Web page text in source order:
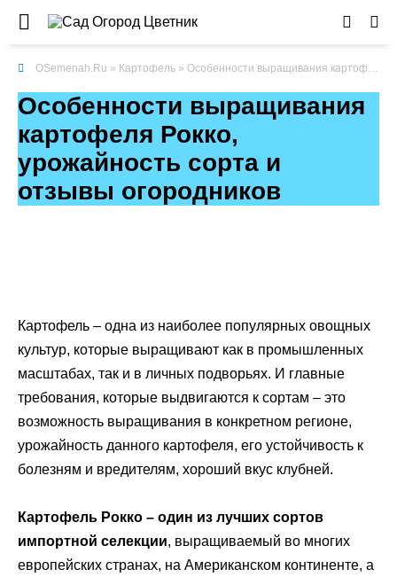
OSemenah.Ru » Картофель » Особенности выращивания картофеля Рокко, урожайность сорта и отзывы огородников
Особенности выращивания
картофеля Рокко,
урожайность сорта и
отзывы огородников
Картофель – одна из наиболее популярных овощных
культур, которые выращивают как в промышленных
масштабах, так и в личных подворьях. И главные
требования, которые выдвигаются к сортам – это
возможность выращивания в конкретном регионе,
урожайность данного картофеля, его устойчивость к
болезням и вредителям, хороший вкус клубней.
Картофель Рокко – один из лучших сортов
импортной селекции, выращиваемый во многих
европейских странах, на Американском континенте, а